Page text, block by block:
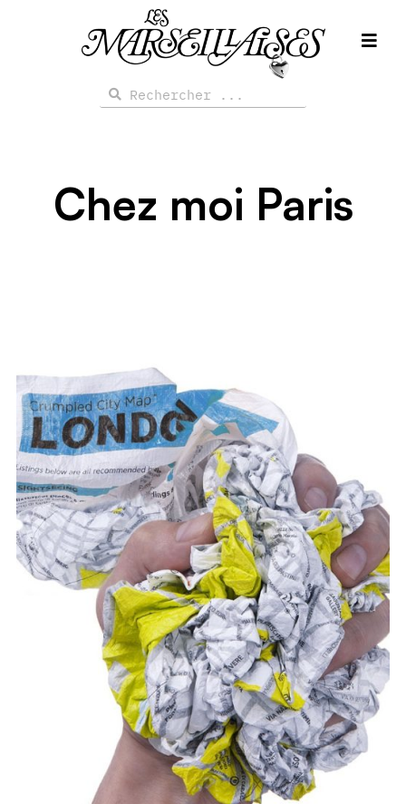
Rechercher
Rechercher
Chez moi Paris